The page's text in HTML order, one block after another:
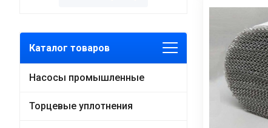
Каталог товаров
Насосы промышленные
Торцевые уплотнения